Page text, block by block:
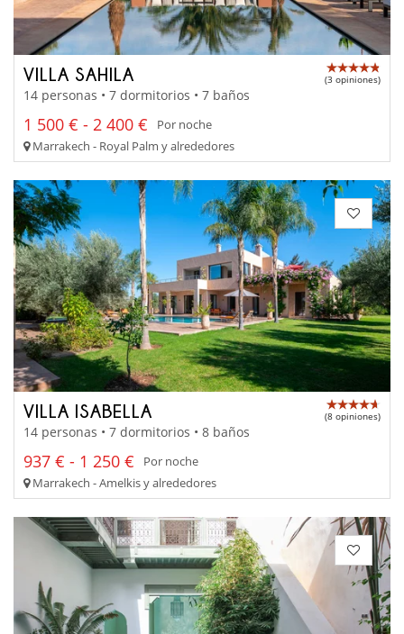
VILLA SAHILA (3 opiniones)
14 personas • 7 dormitorios • 7 baños
1 500 € - 2 400 €
Por noche
Marrakech - Royal Palm y alrededores
VILLA ISABELLA (8 opiniones)
14 personas • 7 dormitorios • 8 baños
937 € - 1 250 €
Por noche
Marrakech - Amelkis y alrededores